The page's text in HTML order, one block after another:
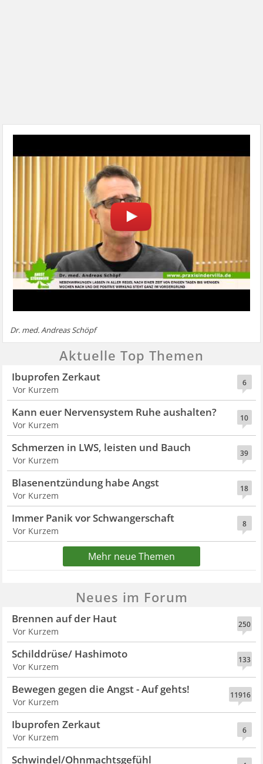
Dr. med. Andreas Schöpf
Aktuelle Top Themen
6
Ibuprofen Zerkaut
Vor Kurzem
10
Kann euer Nervensystem Ruhe aushalten?
Vor Kurzem
39
Schmerzen in LWS, leisten und Bauch
Vor Kurzem
18
Blasenentzündung habe Angst
Vor Kurzem
8
Immer Panik vor Schwangerschaft
Vor Kurzem
Mehr neue Themen
Neues im Forum
250
Brennen auf der Haut
Vor Kurzem
133
Schilddrüse/ Hashimoto
Vor Kurzem
11916
Bewegen gegen die Angst - Auf gehts!
Vor Kurzem
6
Ibuprofen Zerkaut
Vor Kurzem
Schwindel/Ohnmachtsgefühl